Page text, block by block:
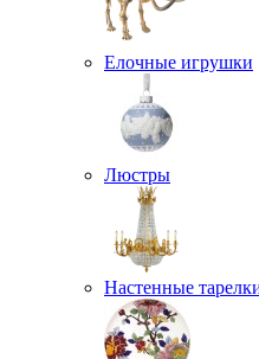
Елочные игрушки
Люстры
Настенные